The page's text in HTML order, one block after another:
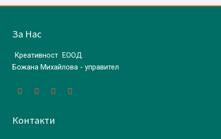
За Нас
Креативност ЕООД.
Божана Михайлова - управител
Контакти